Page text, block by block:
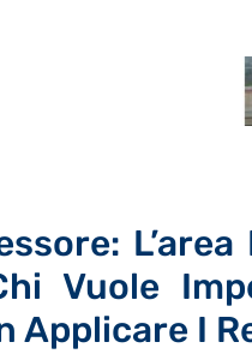
Vuole
Applicare I